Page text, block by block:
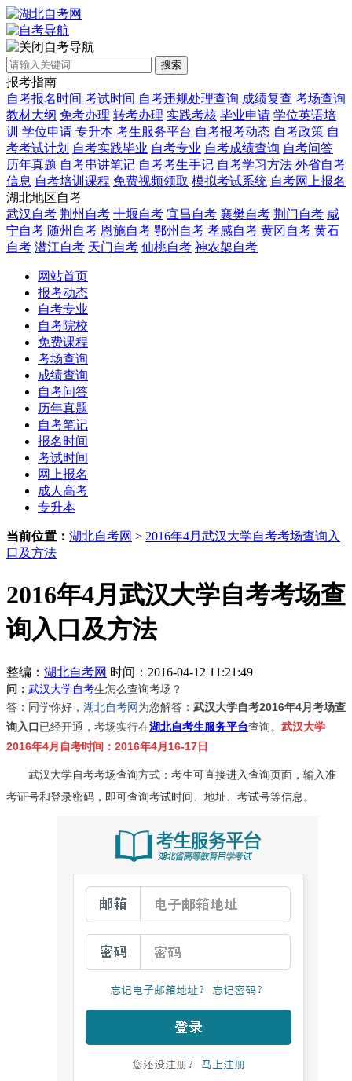
自考导航
搜索
报考指南
自考报名时间 考试时间 自考违规处理查询 成绩复查 考场查询
教材大纲 免考办理 转考办理 实践考核 毕业申请 学位英语培
训 学位申请 专升本 考生服务平台 自考报考动态 自考政策 自
考考试计划 自考实践毕业 自考专业 自考成绩查询 自考问答
历年真题 自考串讲笔记 自考考生手记 自考学习方法 外省自考
信息 自考培训课程 免费视频领取 模拟考试系统 自考网上报名
湖北地区自考
武汉自考 荆州自考 十堰自考 宜昌自考 襄樊自考 荆门自考 咸
宁自考 随州自考 恩施自考 鄂州自考 孝感自考 黄冈自考 黄石
自考 潜江自考 天门自考 仙桃自考 神农架自考
网站首页
报考动态
自考专业
自考院校
免费课程
考场查询
成绩查询
自考问答
历年真题
自考笔记
报名时间
考试时间
网上报名
成人高考
专升本
当前位置： 湖北自考网 > 2016年4月武汉大学自考考场查询入
口及方法
2016年4月武汉大学自考考场查
询入口及方法
整编： 湖北自考网 时间：2016-04-12 11:21:49
问： 武汉大学自考生怎么查询考场？
答：同学你好， 湖北自考网为您解答 ： 武汉大学自考2016年4月考场查
询入口已经开通， 考场实行在湖北自考生服务平台查询。 武汉大学
2016年4月自考时间：2016年4月16-17日
武汉大学自考考场查询方式：考生可直接进入查询页面，输入准
考证号和登录密码，即可查询考试时间、地址、考试号等信息。